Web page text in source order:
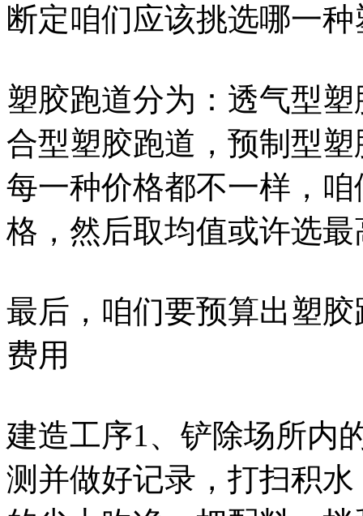
断定咱们应该挑选哪一
塑胶跑道分为：透气型
合型塑胶跑道，预制型
每一种价格都不一样，
格，然后取均值或许选
最后，咱们要预算出塑
费用
建造工序1、铲除场所内
测并做好记录，打扫积